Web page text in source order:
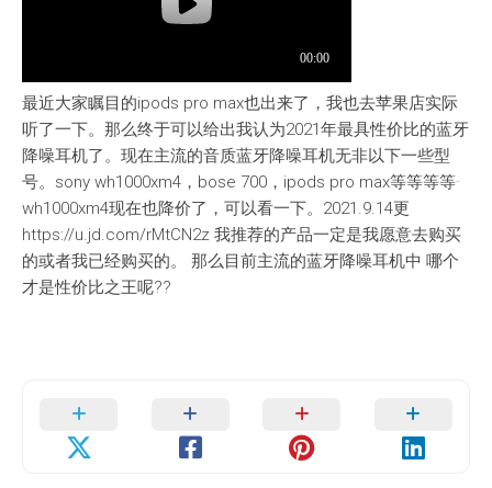
最近大家瞩目的ipods pro max也出来了，我也去苹果店实际
听了一下。那么终于可以给出我认为2021年最具性价比的蓝牙
降噪耳机了。现在主流的音质蓝牙降噪耳机无非以下一些型
号。sony wh1000xm4，bose 700，ipods pro max等等等等·
wh1000xm4现在也降价了，可以看一下。2021.9.14更
https://u.jd.com/rMtCN2z 我推荐的产品一定是我愿意去购买
的或者我已经购买的。 那么目前主流的蓝牙降噪耳机中 哪个
才是性价比之王呢??